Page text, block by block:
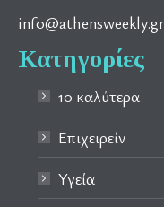
info@athensweekly.gr
Κατηγορίες
10 καλύτερα
Επιχειρείν
Υγεία